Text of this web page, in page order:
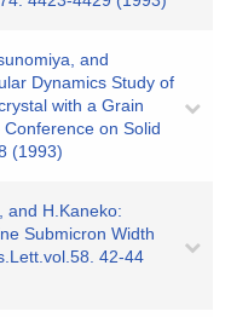
and
Dynamics Study of
with a Grain
on Solid
(1993)
and H.Kaneko:
Submicron Width
42-44